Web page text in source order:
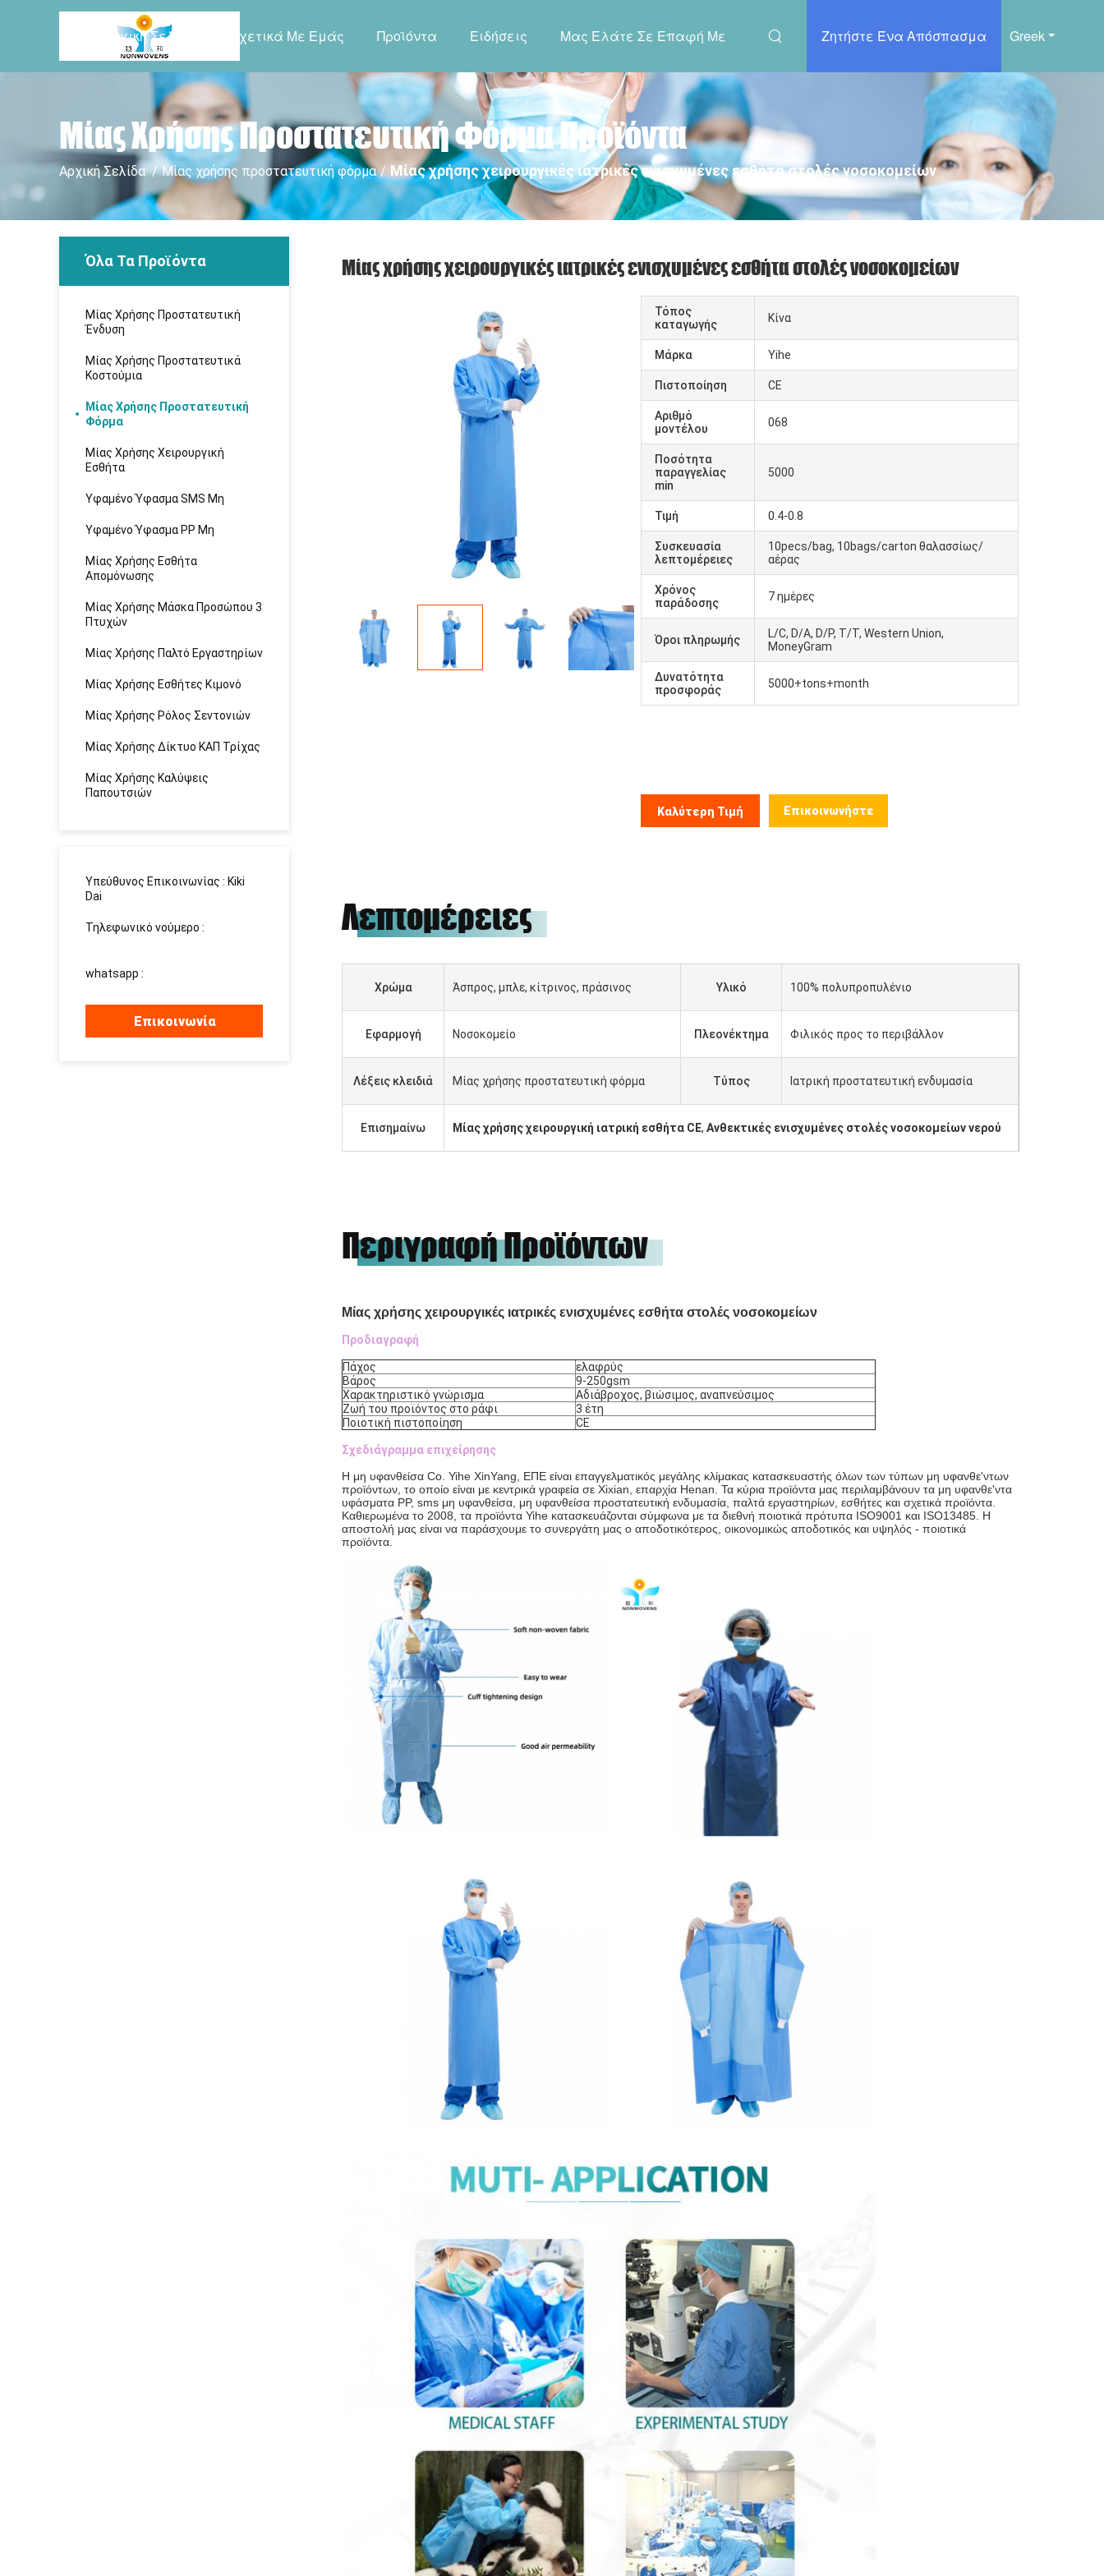
Greek
Ζητήστε Ένα Απόσπασμα
Αρχική Σελίδα Σχετικά Με Εμάς Προϊόντα Ειδήσεις Μας Ελάτε Σε Επαφή Με
Μίας Χρήσης Προστατευτική Φόρμα Προϊόντα
Αρχική Σελίδα / Μίας χρήσης προστατευτική φόρμα / Μίας χρήσης χειρουργικές ιατρικές ενισχυμένες εσθήτα στολές νοσοκομείων
Όλα Τα Προϊόντα
Μίας Χρήσης Προστατευτική
Ένδυση
Μίας Χρήσης Προστατευτικά
Κοστούμια
Μίας Χρήσης Προστατευτική
Φόρμα
Μίας Χρήσης Χειρουργική
Εσθήτα
Υφαμένο Ύφασμα SMS Μη
Υφαμένο Ύφασμα PP Μη
Μίας Χρήσης Εσθήτα
Απομόνωσης
Μίας Χρήσης Μάσκα Προσώπου 3
Πτυχών
Μίας Χρήσης Παλτό Εργαστηρίων
Μίας Χρήσης Εσθήτες Κιμονό
Μίας Χρήσης Ρόλος Σεντονιών
Μίας Χρήσης Δίκτυο ΚΑΠ Τρίχας
Μίας Χρήσης Καλύψεις
Παπουτσιών
Υπεύθυνος Επικοινωνίας : Kiki
Dai
Τηλεφωνικό νούμερο :
whatsapp :
Επικοινωνία
Μίας χρήσης χειρουργικές ιατρικές ενισχυμένες εσθήτα στολές νοσοκομείων
Τόπος
καταγωγής
Κίνα
Μάρκα Yihe
Πιστοποίηση CE
Αριθμό
μοντέλου
068
Ποσότητα
παραγγελίας
min
5000
Τιμή 0.4-0.8
Συσκευασία
λεπτομέρειες
10pecs/bag, 10bags/carton θαλασσίως/
αέρας
Χρόνος
παράδοσης
7 ημέρες
Όροι πληρωμής
L/C, D/A, D/P, T/T, Western Union,
MoneyGram
Δυνατότητα
προσφοράς
5000+tons+month
Καλύτερη Τιμή Επικοινωνήστε
Λεπτομέρειες
Χρώμα Άσπρος, μπλε, κίτρινος, πράσινος Υλικό 100% πολυπροπυλένιο
Εφαρμογή Νοσοκομείο Πλεονέκτημα Φιλικός προς το περιβάλλον
Λέξεις κλειδιά Μίας χρήσης προστατευτική φόρμα Τύπος Ιατρική προστατευτική ενδυμασία
Επισημαίνω Μίας χρήσης χειρουργική ιατρική εσθήτα CE, Ανθεκτικές ενισχυμένες στολές νοσοκομείων νερού
Περιγραφή Προϊόντων
Μίας χρήσης χειρουργικές ιατρικές ενισχυμένες εσθήτα στολές νοσοκομείων
Προδιαγραφή
Πάχος
ελαφρύς
Βάρος
9-250gsm
Χαρακτηριστικό γνώρισμα
Αδιάβροχος, βιώσιμος, αναπνεύσιμος
Ζωή του προϊόντος στο ράφι
3 έτη
Ποιοτική πιστοποίηση
CE
Σχεδιάγραμμα επιχείρησης
Η μη υφανθείσα Co. Yihe XinYang, ΕΠΕ είναι επαγγελματικός μεγάλης κλίμακας κατασκευαστής όλων των τύπων μη υφανθε'ντων
προϊόντων, το οποίο είναι με κεντρικά γραφεία σε Xixian, επαρχία Henan. Τα κύρια προϊόντα μας περιλαμβάνουν τα μη υφανθε'ντα
υφάσματα PP, sms μη υφανθείσα, μη υφανθείσα προστατευτική ενδυμασία, παλτά εργαστηρίων, εσθήτες και σχετικά προϊόντα.
Καθιερωμένα το 2008, τα προϊόντα Yihe κατασκευάζονται σύμφωνα με τα διεθνή ποιοτικά πρότυπα ISO9001 και ISO13485. Η
αποστολή μας είναι να παράσχουμε το συνεργάτη μας ο αποδοτικότερος, οικονομικώς αποδοτικός και υψηλός - ποιοτικά
προϊόντα.